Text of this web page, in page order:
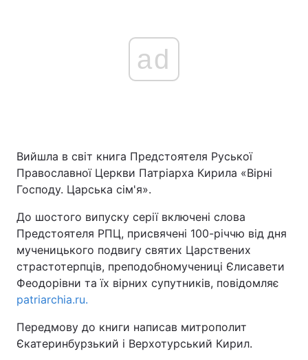
ad
Вийшла в світ книга Предстоятеля Руської
Православної Церкви Патріарха Кирила «Вірні
Господу. Царська сім'я».
До шостого випуску серії включені слова
Предстоятеля РПЦ, присвячені 100-річчю від дня
мученицького подвигу святих Царствених
страстотерпців, преподобномучениці Єлисавети
Феодорівни та їх вірних супутників, повідомляє
patriarchia.ru.
Передмову до книги написав митрополит
Єкатеринбурзький і Верхотурський Кирил.